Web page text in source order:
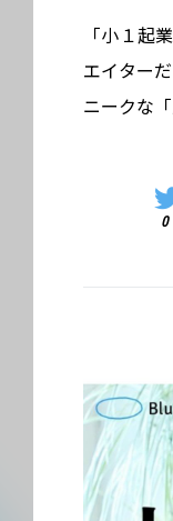
「小１起
エイター
ニークな
0